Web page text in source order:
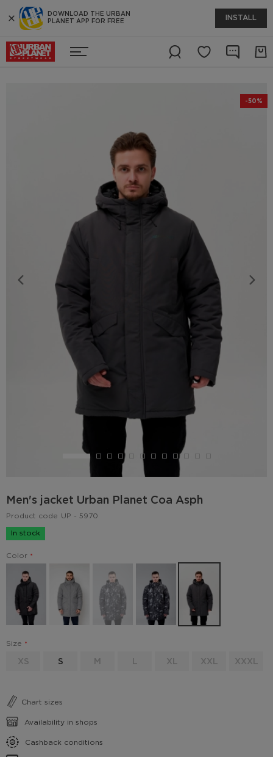
DOWNLOAD THE URBAN
PLANET APP FOR FREE
INSTALL
-50%
Men's jacket Urban Planet Coa Asph
Product code UP - 5970
In stock
Color
Size
XS S M XL XXL XXXL
Chart sizes
Availability in shops
Cashback conditions